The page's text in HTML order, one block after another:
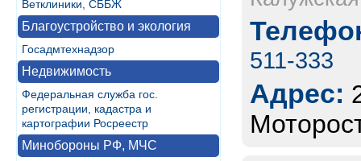
Ветклиники, СББЖ
Благоустройство и экология
Госадмтехнадзор
Недвижимость
Федеральная служба гос.
регистрации, кадастра и
картографии Росреестр
Минобороны РФ, МЧС
511-333
Адрес: